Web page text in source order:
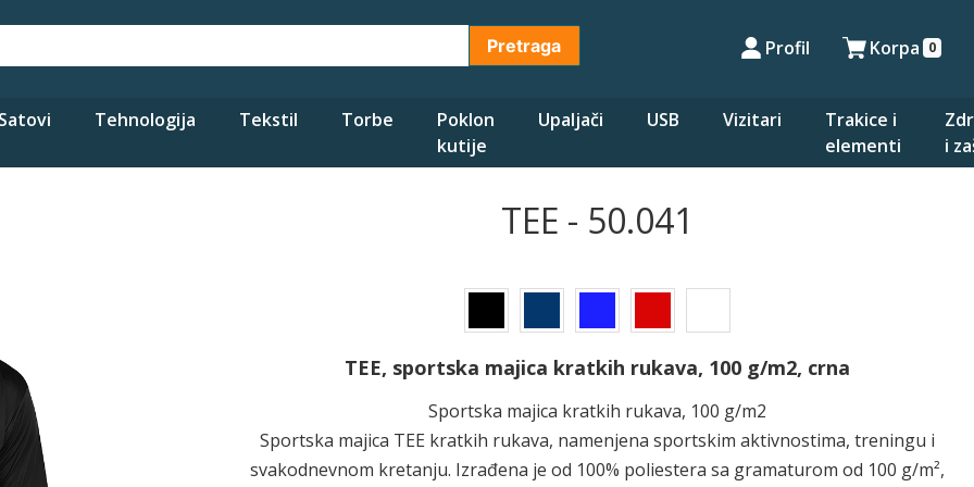
Pretraga Profil Korpa 0
Satovi Tehnologija Tekstil Torbe
Poklon
kutije
Upaljači USB Vizitari
Trakice i
elementi
i
TEE - 50.041
TEE, sportska majica kratkih rukava, 100 g/m2, crna
Sportska majica kratkih rukava, 100 g/m2
Sportska majica TEE kratkih rukava, namenjena sportskim aktivnostima, treningu i
svakodnevnom kretanju. Izrađena je od 100% poliestera sa gramaturom od 100 g/m²,